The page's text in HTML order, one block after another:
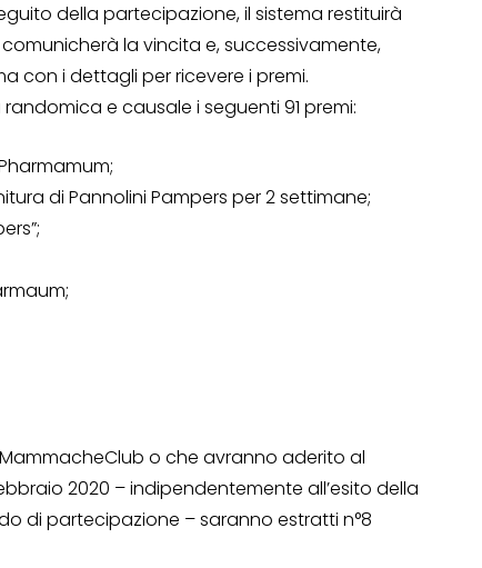
della partecipazione, il sistema restituirà
la vincita e, successivamente,
con i dettagli per ricevere i premi.
e causale i seguenti 91 premi:
di Pannolini Pampers per 2 settimane;
o che avranno aderito al
2020 – indipendentemente all’esito della
di partecipazione – saranno estratti n°8